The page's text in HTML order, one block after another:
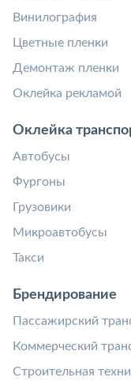
Винилография
Цветные пленки
Демонтаж пленки
Оклейка рекламой
Оклейка
Автобусы
Фургоны
Грузовики
Микроавтобусы
Такси
Брендирование
Пассажирский
Коммерческий
Строительная